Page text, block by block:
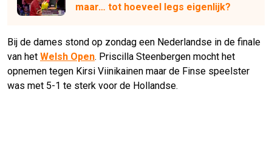
maar… tot hoeveel legs eigenlijk?
Bij de dames stond op zondag een Nederlandse in de finale
van het Welsh Open. Priscilla Steenbergen mocht het
opnemen tegen Kirsi Viinikainen maar de Finse speelster
was met 5-1 te sterk voor de Hollandse.